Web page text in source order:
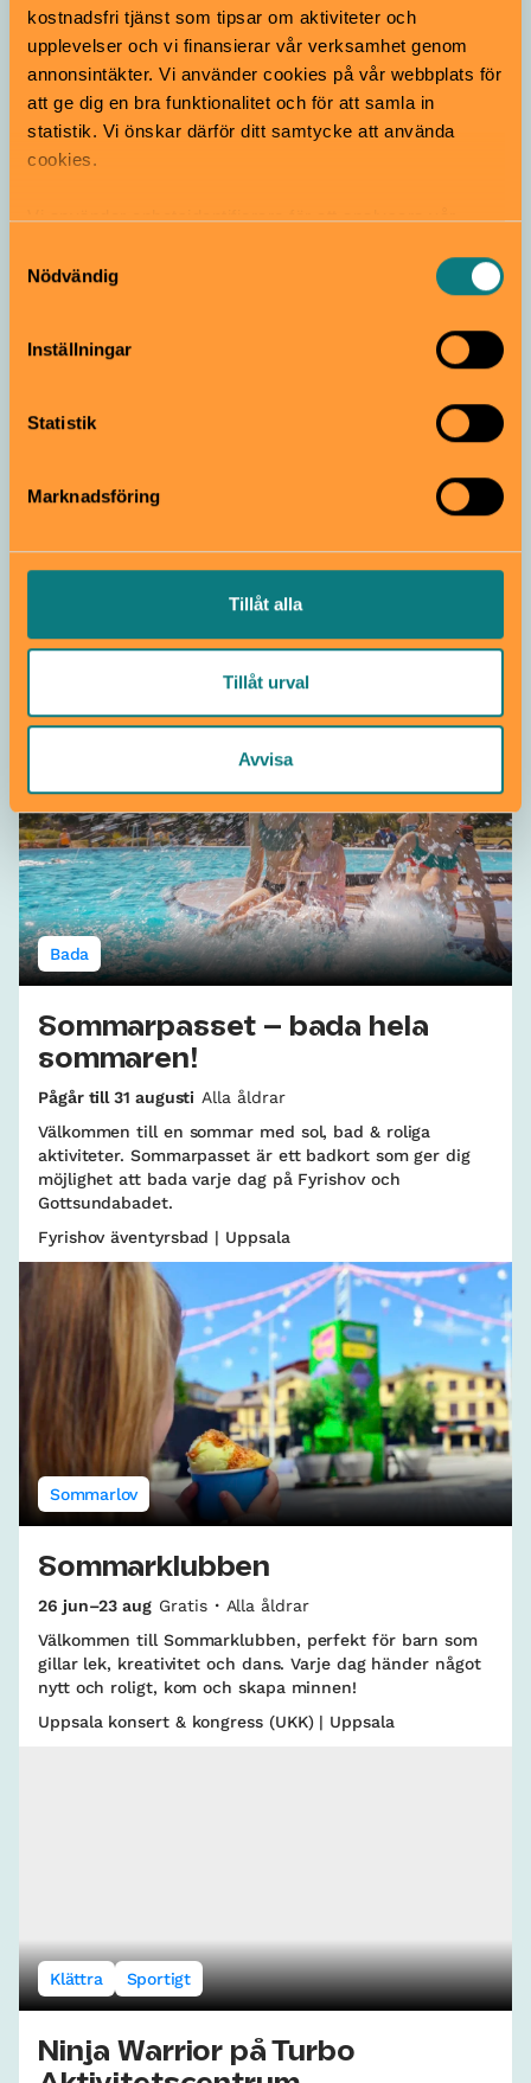
kostnadsfri tjänst som tipsar om aktiviteter och
upplevelser och vi finansierar vår verksamhet genom
annonsintäkter. Vi använder cookies på vår webbplats för
att ge dig en bra funktionalitet och för att samla in
statistik. Vi önskar därför ditt samtycke att använda
cookies.
Vi använder enhetsidentifierare för att analysera vår
samt tillhandahålla funktioner för sociala medier. Vi
vidarebefordrar även sådana identifierare och annan
information från din enhet till de sociala medier och
annons- och analysföretag som vi samarbetar med.
information som du har tillhandahållit eller som de har
Nödvändig
Inställningar
Statistik
Marknadsföring
Tillåt alla
Tillåt urval
Avvisa
Lasergame på Lattitude 59°
Från 7 år
Lasergame är en populär sport som även är känt under
namnen Laserdome och Laser tag. Spelar ni i lag finns
Upplev skogen från trädtopparna i Fjällnora – en
höghöjdsbana med ziplines och utmaningar för både
Go Adventures | Uppsala
Bada
Sommarpasset – bada hela
sommaren!
Pågår till 31 augusti Alla åldrar
Välkommen till en sommar med sol, bad & roliga
aktiviteter. Sommarpasset är ett badkort som ger dig
möjlighet att bada varje dag på Fyrishov och
Gottsundabadet.
Fyrishov äventyrsbad | Uppsala
Sommarlov
Sommarklubben
26 jun–23 aug Gratis
Alla åldrar
Välkommen till Sommarklubben, perfekt för barn som
gillar lek, kreativitet och dans. Varje dag händer något
nytt och roligt, kom och skapa minnen!
Uppsala konsert & kongress (UKK) | Uppsala
Klättra Sportigt
Ninja Warrior på Turbo